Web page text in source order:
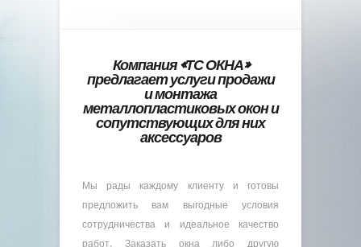
Компания «ТС ОКНА»
предлагает услуги продажи
и монтажа
металлопластиковых окон и
сопутствующих для них
аксессуаров
Мы рады каждому клиенту и готовы
предложить вам выгодные условия
сотрудничества и идеальное качество
работ. Заказать окна либо другую